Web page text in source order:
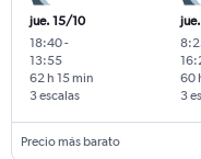
jue. 15/10
18:40-
13:55
3 escalas
62 h 15 min
3
60
Precio más barato